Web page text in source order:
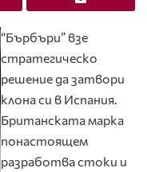
“Бърбъри” взе
стратегическо
решение да затвори
клона си в Испания.
Британската марка
понастоящем
разработва стоки и